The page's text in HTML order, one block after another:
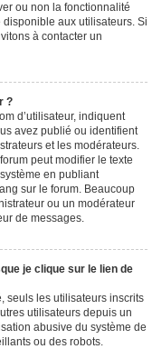
ou non la fonctionnalité
aux utilisateurs. Si
à contacter un
?
d’utilisateur, indiquent
avez publié ou identifient
et les modérateurs.
peut modifier le texte
en publiant
sur le forum. Beaucoup
ou un modérateur
de messages.
je clique sur le lien de
seuls les utilisateurs inscrits
utilisateurs depuis un
abusive du système de
ou des robots.